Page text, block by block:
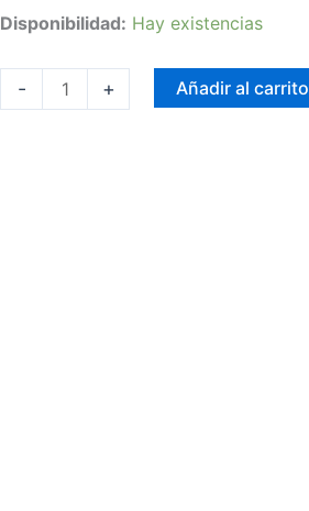
Disponibilidad: Hay existencias
- + Añadir al carrito